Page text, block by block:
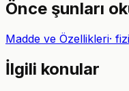
Önce şunları
Madde ve Özellikleri·
İlgili konular